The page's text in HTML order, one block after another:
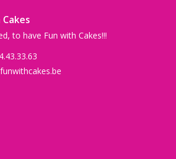
to have Fun with Cakes!!!